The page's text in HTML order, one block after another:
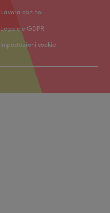
Lavora con noi
Legale e GDPR
Impostazioni cookie